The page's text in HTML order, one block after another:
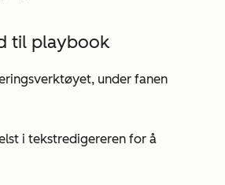
til playbook
under fanen
i tekstredigereren for å